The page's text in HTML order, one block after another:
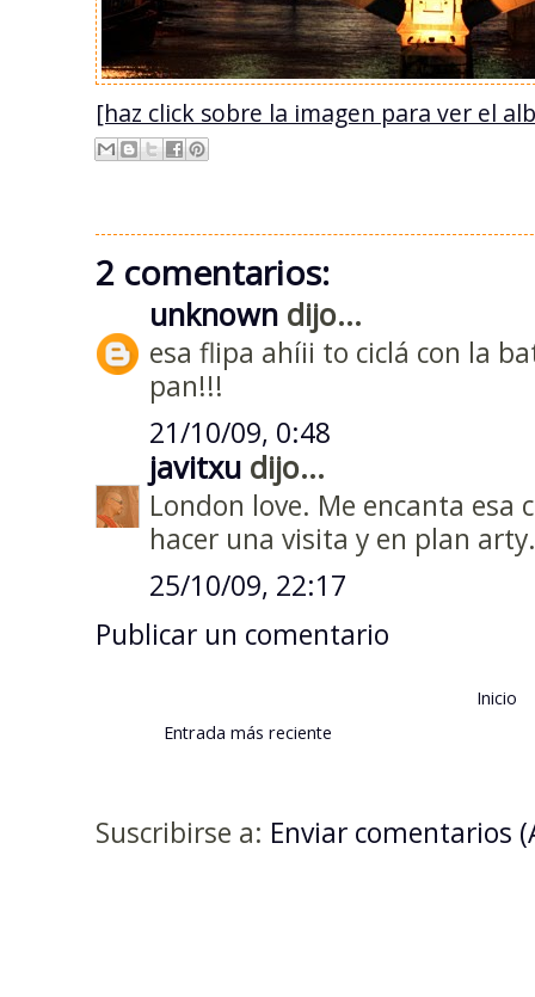
[haz click sobre la imagen para ver el
2 comentarios:
unknown dijo...
esa flipa ahíii to ciclá con la
pan!!!
21/10/09, 0:48
javitxu dijo...
London love. Me encanta esa
hacer una visita y en plan arty.
25/10/09, 22:17
Publicar un comentario
Entrada más reciente
Inicio
Suscribirse a: Enviar comentarios